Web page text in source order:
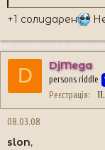
+1 солидарен
D DjMega
persons riddle
Реєстрація
08.03.08
slon,